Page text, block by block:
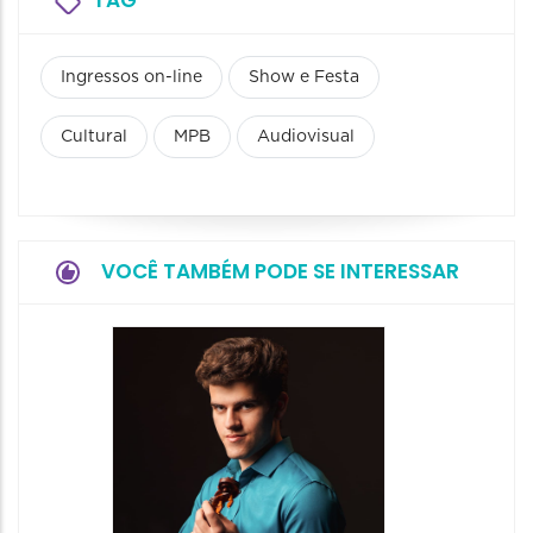
Ingressos on-line Show e Festa
Cultural MPB Audiovisual
VOCÊ TAMBÉM PODE SE INTERESSAR